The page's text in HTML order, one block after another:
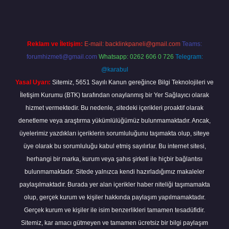
Reklam ve İletişim: E-mail: backlinkpaneli@gmail.com Teams:
forumhizmeti@gmail.com Whatsapp: 0262 606 0 726 Telegram:
@karabul
Yasal Uyarı: Sitemiz, 5651 Sayılı Kanun gereğince Bilgi Teknolojileri ve
İletişim Kurumu (BTK) tarafından onaylanmış bir Yer Sağlayıcı olarak
hizmet vermektedir. Bu nedenle, sitedeki içerikleri proaktif olarak
denetleme veya araştırma yükümlülüğümüz bulunmamaktadır. Ancak,
üyelerimiz yazdıkları içeriklerin sorumluluğunu taşımakta olup, siteye
üye olarak bu sorumluluğu kabul etmiş sayılırlar. Bu internet sitesi,
herhangi bir marka, kurum veya şahıs şirketi ile hiçbir bağlantısı
bulunmamaktadır. Sitede yalnızca kendi hazırladığımız makaleler
paylaşılmaktadır. Burada yer alan içerikler haber niteliği taşımamakta
olup, gerçek kurum ve kişiler hakkında paylaşım yapılmamaktadır.
Gerçek kurum ve kişiler ile isim benzerlikleri tamamen tesadüfidir.
Sitemiz, kar amacı gütmeyen ve tamamen ücretsiz bir bilgi paylaşım